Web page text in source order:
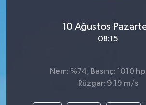
10 Ağustos
08:15
Nem: %74, Basınç: 1010
Rüzgar: 9.19 m/s